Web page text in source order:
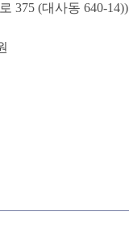
375 (대사동 640-14))